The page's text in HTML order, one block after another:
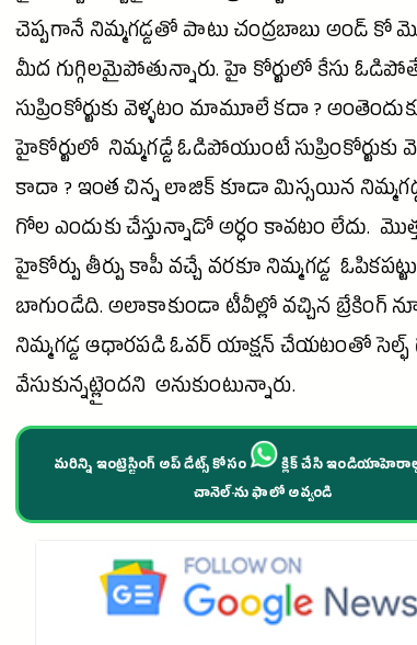
చెప్పగానే నిమ్మగడ్డతో పాటు చంద్రబాబు అండ్ కో
మీద గుగ్గిలమైపోతున్నారు. హై కోర్టులో కేసు
సుప్రింకోర్టుకు వెళ్ళటం మామూలే కదా ?
హైకోర్టులో నిమ్మగడ్డే ఓడిపోయుంటే సుప్రింకోర్టుకు
కాదా ? ఇంత చిన్న లాజిక్ కూడా మిస్సయిన
గోల ఎందుకు చేస్తున్నాడో అర్ధం కావటం లేదు.
హైకోర్పు తీర్పు కాపీ వచ్చే వరకూ నిమ్మగడ్డ
బాగుండేది. అలాకాకుండా టీవీల్లో వచ్చిన బ్రేకింగ్
నిమ్మగడ్డ ఆధారపడి ఓవర్ యాక్షన్ చేయటంతో
వేసుకున్నట్లైందని అనుకుంటున్నారు.
మరిన్ని ఇంట్రెస్టింగ్ అప్ డేట్స్ కోసం
క్లిక్ చేసి
చానెల్·ను ఫాలో అవ్వండి